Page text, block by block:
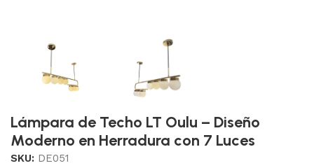
Lámpara de Techo LT Oulu – Diseño
Moderno en Herradura con 7 Luces
SKU: DE051